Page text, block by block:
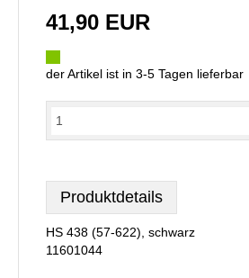
41,90 EUR
der Artikel ist in 3-5 Tagen lieferbar
Produktdetails
HS 438 (57-622), schwarz
11601044